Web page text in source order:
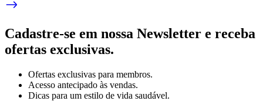
Cadastre-se em nossa Newsletter e receba
ofertas exclusivas.
Ofertas exclusivas para membros.
Acesso antecipado às vendas.
Dicas para um estilo de vida saudável.